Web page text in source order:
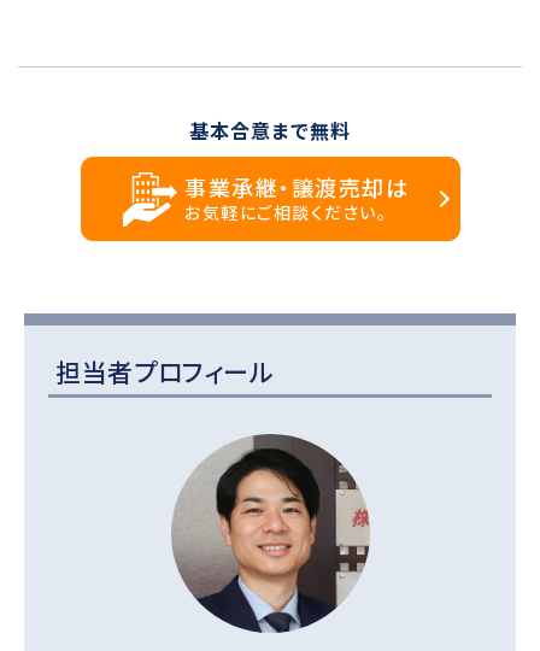
基本合意まで無料
事業承継・譲渡売却は
お気軽にご相談ください。
担当者プロフィール